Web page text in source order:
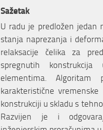
Sažetak
U radu je predložen jedan
stanja naprezanja i
relaksacije čelika za
spregnutih
elementima.
karakteristične
konstrukciji u skladu s
Razvijen je i